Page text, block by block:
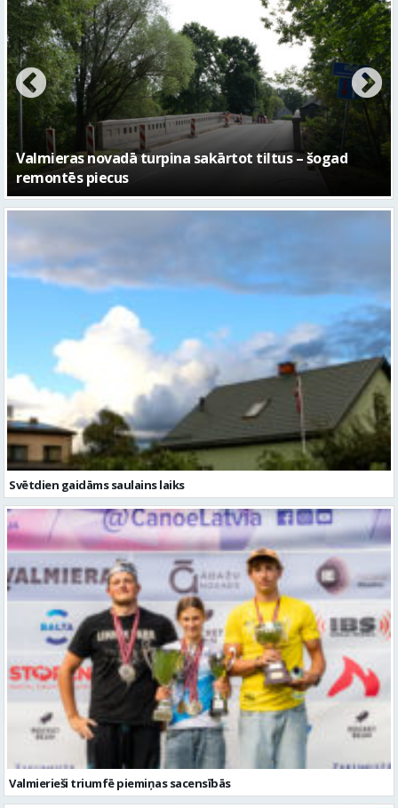
No pagaidu teātra līdz laikmetīgās kultūras centram
– kā attīstīsies “Kurtuve”
Svētdien gaidāms saulains laiks
Valmierieši triumfē piemiņas sacensībās